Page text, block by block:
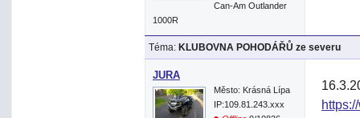
Can-Am Outlander
1000R
Téma: KLUBOVNA POHODÁŘŮ ze severu
JURA
Město: Krásná Lípa
IP:109.81.243.xxx